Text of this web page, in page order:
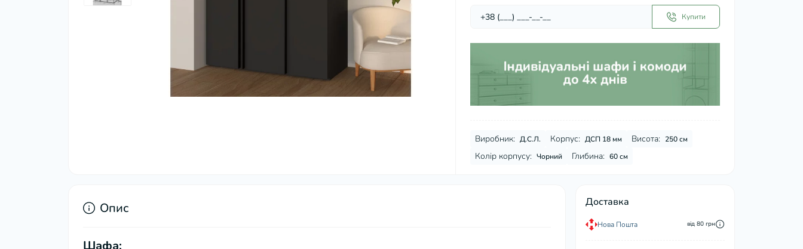
Купити
Виробник: Д.С.Л. Корпус: ДСП 18 мм Висота: 250 см
Колір корпусу: Чорний Глибина: 60 см
Доставка
Нова Пошта від 80 грн
Опис
Шафа: